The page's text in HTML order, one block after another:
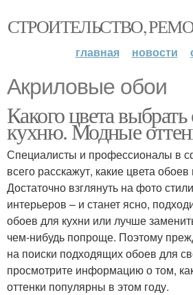
СТРОИТЕЛЬСТВО,
главная новости
Акриловые обои
Какого цвета
кухню. Модные
Специалисты и профессионалы в
всего расскажут, какие цвета
Достаточно взглянуть на фото
интерьеров – и станет ясно,
обоев для кухни или лучше
чем-нибудь попроще. Поэтому
на поиски подходящих обоев для
просмотрите информацию о том,
оттенки популярны в этом году.